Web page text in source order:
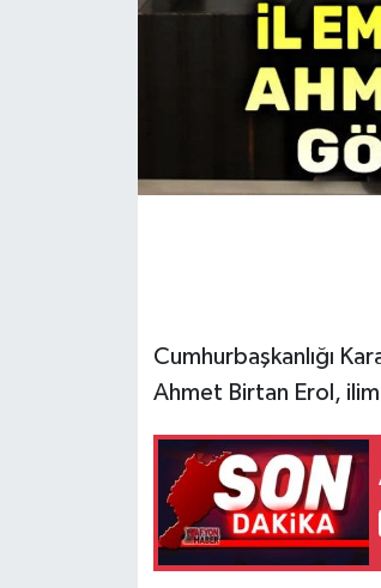
Cumhurbaşkanlığı
Ahmet Birtan Erol,